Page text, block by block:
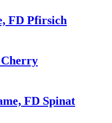
FD Pfirsich
Cherry
FD Spinat